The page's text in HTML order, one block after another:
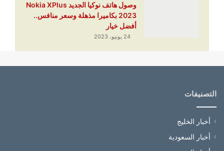
وصول هاتف نوكيا الجديد Nokia XPlus
2023 بكاميرا مذهلة وسعر منافس..
أفضل خيار
24 يونيو، 2023
التصنيفات
أخبار الخليج
أخبار السعودية